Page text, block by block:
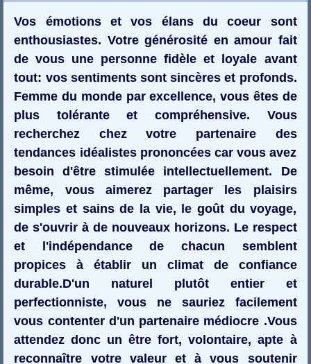
Vos émotions et vos élans du coeur sont
enthousiastes. Votre générosité en amour fait
de vous une personne fidèle et loyale avant
tout: vos sentiments sont sincères et profonds.
Femme du monde par excellence, vous êtes de
plus tolérante et compréhensive. Vous
recherchez chez votre partenaire des
tendances idéalistes prononcées car vous avez
besoin d'être stimulée intellectuellement. De
même, vous aimerez partager les plaisirs
simples et sains de la vie, le goût du voyage,
de s'ouvrir à de nouveaux horizons. Le respect
et l'indépendance de chacun semblent
propices à établir un climat de confiance
durable.D'un naturel plutôt entier et
perfectionniste, vous ne sauriez facilement
vous contenter d'un partenaire médiocre .Vous
attendez donc un être fort, volontaire, apte à
reconnaître votre valeur et à vous soutenir